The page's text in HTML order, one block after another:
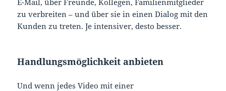
zu verbreiten – und über sie in einen Dialog mit den
Kunden zu treten. Je intensiver, desto besser.
Handlungsmöglichkeit anbieten
Und wenn jedes Video mit einer